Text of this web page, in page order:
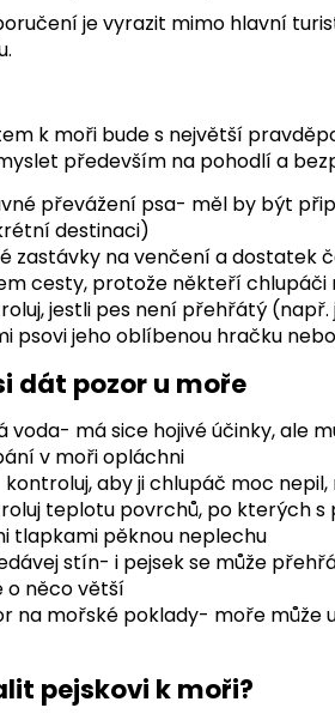
je vyrazit mimo hlavní
k moři bude s největší
především na pohodlí a
převážení psa- měl by být
destinaci)
zastávky na venčení a dostatek
cesty, protože někteří
jestli pes není přehřátý
psovi jeho oblíbenou hračku
dát pozor u moře
voda- má sice hojivé účinky, ale
v moři opláchni
kontroluj, aby ji chlupáč moc
teplotu povrchů, po kterých
tlapkami pěknou neplechu
stín- i pejsek se může
o něco větší
na mořské poklady- moře může
pejskovi k moři?